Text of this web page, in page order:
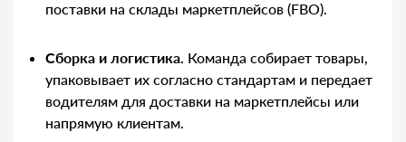
поставки на склады маркетплейсов (FBO).
Сборка и логистика. Команда собирает товары,
упаковывает их согласно стандартам и передает
водителям для доставки на маркетплейсы или
напрямую клиентам.